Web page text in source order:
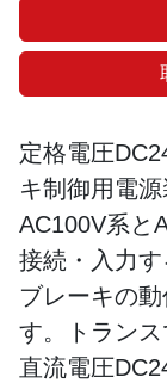
定格電圧
キ制御用電
AC100V系と
接続・入力
ブレーキの
す。トラン
直流電圧